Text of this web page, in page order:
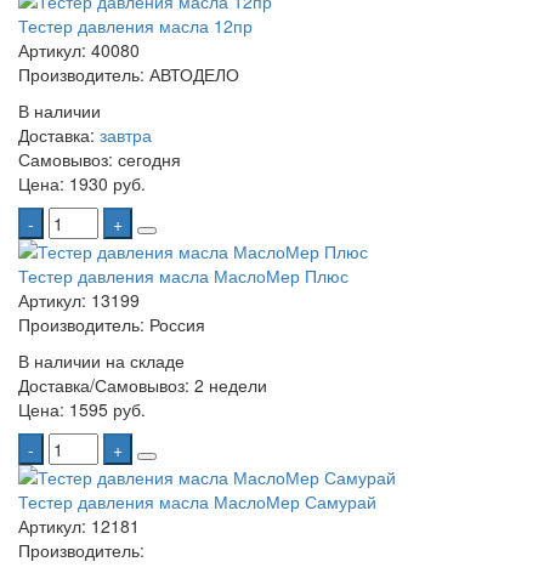
Тестер давления масла 12пр
Артикул: 40080
Производитель: АВТОДЕЛО
В наличии
Доставка: завтра
Самовывоз: сегодня
Цена: 1930 руб.
-
+
Тестер давления масла МаслоМер Плюс
Артикул: 13199
Производитель: Россия
В наличии на складе
Доставка/Самовывоз: 2 недели
Цена: 1595 руб.
-
+
Тестер давления масла МаслоМер Самурай
Артикул: 12181
Производитель: